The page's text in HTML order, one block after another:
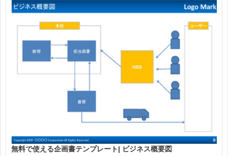
無料で使える企画書テンプレート| ビジネス概要図